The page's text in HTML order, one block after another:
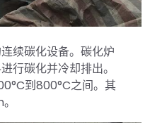
续碳化设备。碳化炉
行碳化并冷却排出。
到800°C之间。其